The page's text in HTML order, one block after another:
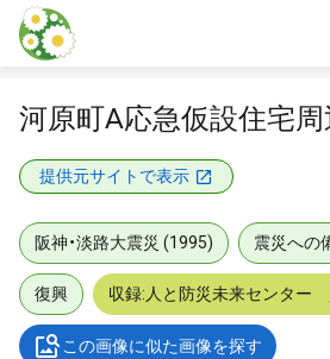
本文に飛ぶ
河原町A応急仮設住宅周
提供元サイトで表示
阪神・淡路大震災 (1995) 震災への
復興 収録:人と防災未来センター
この画像に似た画像を探す